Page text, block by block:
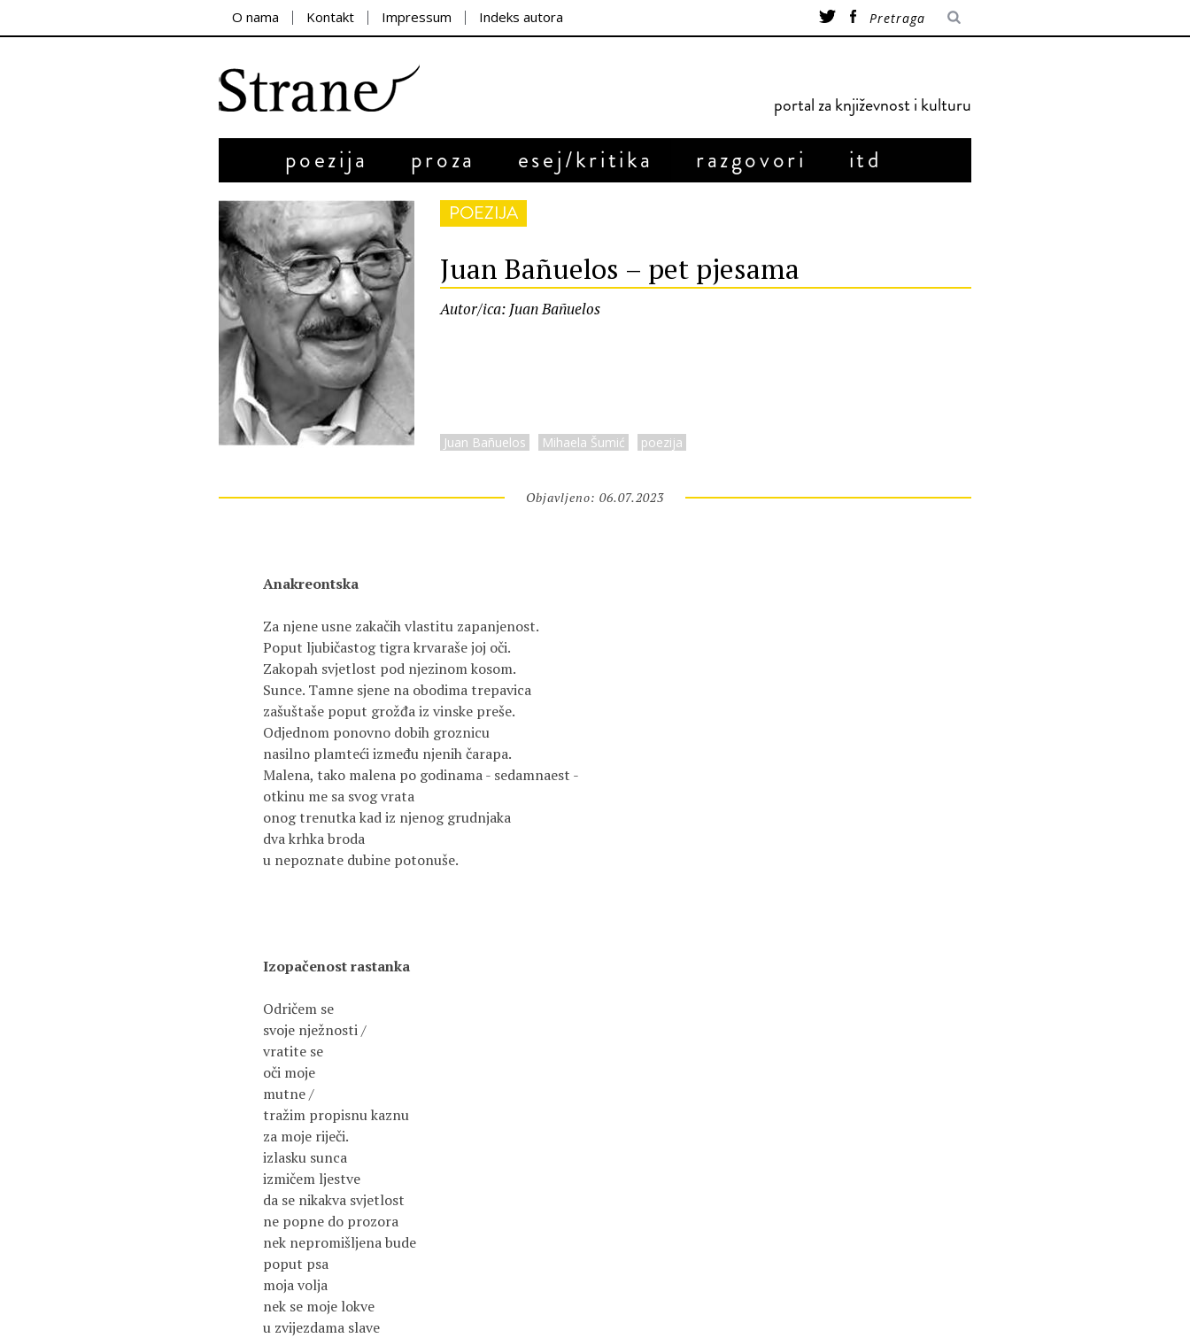
O nama Kontakt Impressum Indeks autora
portal za književnost i kulturu
poezija proza esej/kritika razgovori itd
POEZIJA
Juan Bañuelos – pet pjesama
Autor/ica: Juan Bañuelos
Juan Bañuelos Mihaela Šumić poezija
Objavljeno: 06.07.2023
Za njene usne zakačih vlastitu zapanjenost.
Poput ljubičastog tigra krvaraše joj oči.
Zakopah svjetlost pod njezinom kosom.
Sunce. Tamne sjene na obodima trepavica
zašuštaše poput grožđa iz vinske preše.
Odjednom ponovno dobih groznicu
nasilno plamteći između njenih čarapa.
Malena, tako malena po godinama - sedamnaest -
otkinu me sa svog vrata
onog trenutka kad iz njenog grudnjaka
dva krhka broda
u nepoznate dubine potonuše.
Izopačenost rastanka
Odričem se
svoje nježnosti /
vratite se
oči moje
mutne /
tražim propisnu kaznu
za moje riječi.
izlasku sunca
izmičem ljestve
da se nikakva svjetlost
ne popne do prozora
nek nepromišljena bude
poput psa
moja volja
nek se moje lokve
u zvijezdama slave